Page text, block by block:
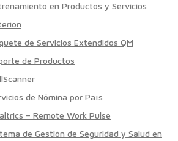
en Productos y Servicios
de Servicios Extendidos QM
de Productos
de Nómina por País
– Remote Work Pulse
de Gestión de Seguridad y Salud en